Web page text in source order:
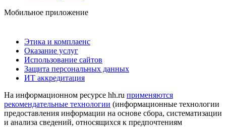
Мобильное приложение
Этика и комплаенс
Оказание услуг
Использование сайтов
Защита персональных данных
ИТ аккредитация
На информационном ресурсе hh.ru применяются
рекомендательные технологии (информационные технологии
предоставления информации на основе сбора, систематизации
и анализа сведений, относящихся к предпочтениям